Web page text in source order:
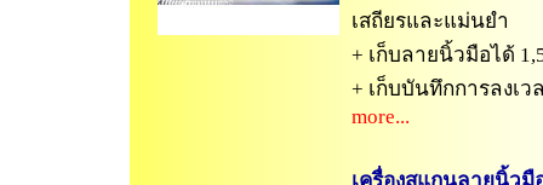
เสถียรและแม่นยำ
+ เก็บลายนิ้วมือได้
+ เก็บบันทึกการลงเว
more...